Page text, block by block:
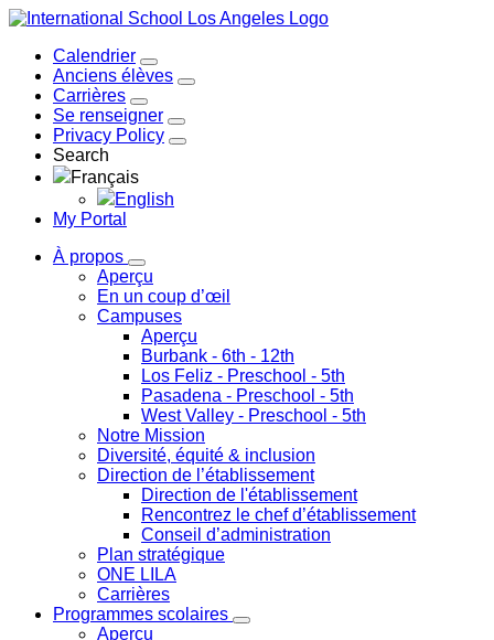
Calendrier
Anciens élèves
Carrières
Se renseigner
Privacy Policy
Search
Français
English
My Portal
À propos
Aperçu
En un coup d’œil
Campuses
Aperçu
Burbank - 6th - 12th
Los Feliz - Preschool - 5th
Pasadena - Preschool - 5th
West Valley - Preschool - 5th
Notre Mission
Diversité, équité & inclusion
Direction de l’établissement
Direction de l'établissement
Rencontrez le chef d’établissement
Conseil d’administration
Plan stratégique
ONE LILA
Carrières
Programmes scolaires
Aperçu